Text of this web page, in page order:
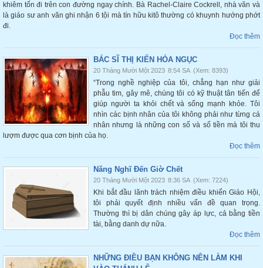
khiêm tốn đi trên con đường ngay chính. Bà Rachel-Claire Cockrell, nhà văn và
là giáo sư anh văn ghi nhận 6 tội mà tín hữu kitô thường có khuynh hướng phớt
đi.
Đọc thêm
BÁC SĨ THỊ KIẾN HỎA NGỤC
20 Tháng Mười Một 2023 8:54 SA (Xem: 8393)
“Trong nghề nghiệp của tôi, chẳng hạn như giải
phẫu tim, gây mê, chúng tôi có kỹ thuật tân tiến để
giúp người ta khỏi chết và sống mạnh khỏe. Tôi
nhìn các bịnh nhân của tôi không phải như từng cá
nhân nhưng là những con số và số tiền mà tôi thu
lượm được qua cơn bịnh của họ.
Đọc thêm
Năng Nghĩ Đến Giờ Chết
20 Tháng Mười Một 2023 8:36 SA (Xem: 7224)
Khi bắt đầu lãnh trách nhiệm điều khiển Giáo Hội,
tôi phải quyết định nhiều vấn đề quan trọng.
Thường thì bị dân chúng gây áp lực, cả bằng tiền
tài, bằng danh dự nữa.
Đọc thêm
NHỮNG ĐIỀU BẠN KHÔNG NÊN LÀM KHI